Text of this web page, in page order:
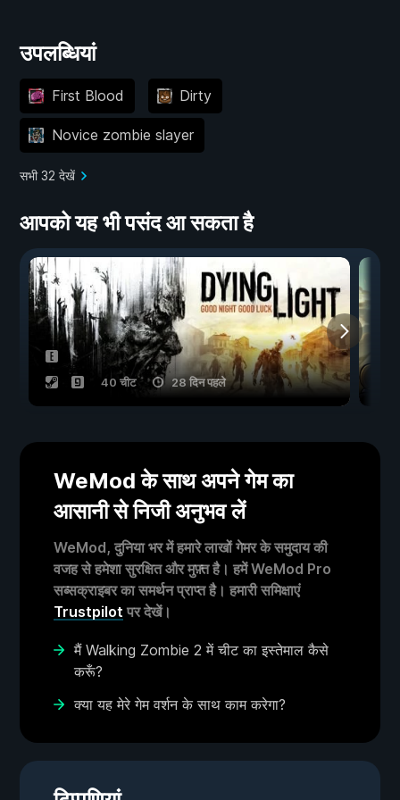
उपलब्धियां
First Blood Dirty
Novice zombie slayer
सभी 32 देखें
आपको यह भी पसंद आ सकता है
40 चीट 28 दिन पहले
WeMod के साथ अपने गेम का
आसानी से निजी अनुभव लें
WeMod, दुनिया भर में हमारे लाखों गेमर के समुदाय की
वजह से हमेशा सुरक्षित और मुफ़्त है। हमें WeMod Pro
सब्सक्राइबर का समर्थन प्राप्त है। हमारी समिक्षाएं
Trustpilot पर देखें।
मैं Walking Zombie 2 में चीट का इस्तेमाल कैसे
करूँ?
क्या यह मेरे गेम वर्शन के साथ काम करेगा?